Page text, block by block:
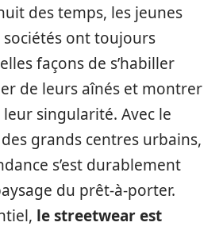
des temps, les jeunes
ont toujours
façons de s’habiller
de leurs aînés et montrer
singularité. Avec le
grands centres urbains,
s’est durablement
du prêt-à-porter.
le streetwear est